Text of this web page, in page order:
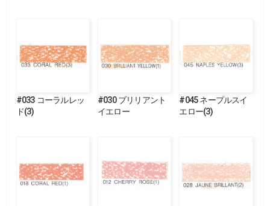
#033 コーラルレッ
ド(3)
#030 ブリリアント
イエロー
#045 ネープルスイ
エロー(3)